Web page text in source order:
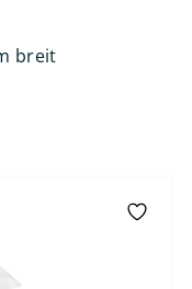
breit